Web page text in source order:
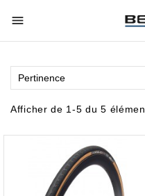

Pertinence
Afficher de 1-5 du 5